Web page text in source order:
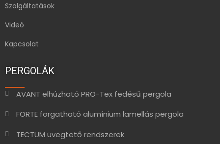
Szolgáltatások
Videó
Kapcsolat
PERGOLÁK
AVANT elhúzható PRO-Tex fedésű pergola
FORTE forgatható alumínium lamellás pergola
TECTUM üvegtető rendszerek